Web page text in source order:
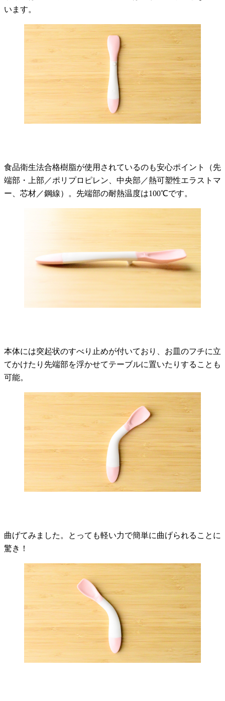
います。
食品衛生法合格樹脂が使用されているのも安心ポイント（先
端部・上部／ポリプロピレン、中央部／熱可塑性エラストマ
ー、芯材／鋼線）。先端部の耐熱温度は100℃です。
本体には突起状のすべり止めが付いており、お皿のフチに立
てかけたり先端部を浮かせてテーブルに置いたりすることも
可能。
曲げてみました。とっても軽い力で簡単に曲げられることに
驚き！